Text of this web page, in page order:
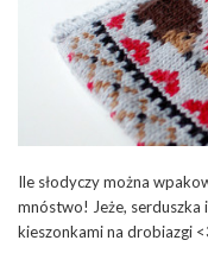
Ile słodyczy można
mnóstwo! Jeże,
kieszonkami na drobiazgi